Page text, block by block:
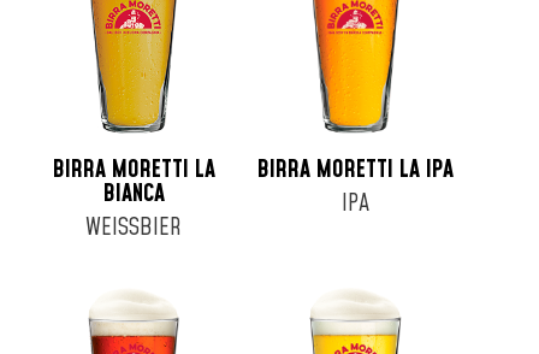
Fusto 19lt
Fusto 20lt
Fusto 24lt
Fusto 25lt
Fusto 30lt
Fusto 6lt
Fusto 8lt
Lattina 35cl
Lattina 44cl
BIRRA MORETTI LA
BIANCA
WEISSBIER
BIRRA MORETTI LA IPA
IPA